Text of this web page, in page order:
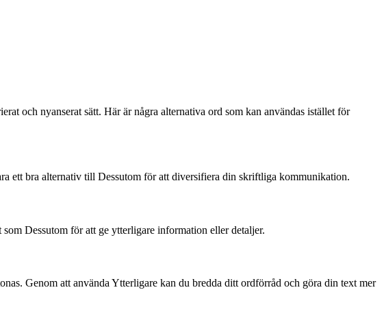
och nyanserat sätt. Här är några alternativa ord som kan användas istället för
ett bra alternativ till Dessutom för att diversifiera din skriftliga kommunikation.
Dessutom för att ge ytterligare information eller detaljer.
Genom att använda Ytterligare kan du bredda ditt ordförråd och göra din text mer